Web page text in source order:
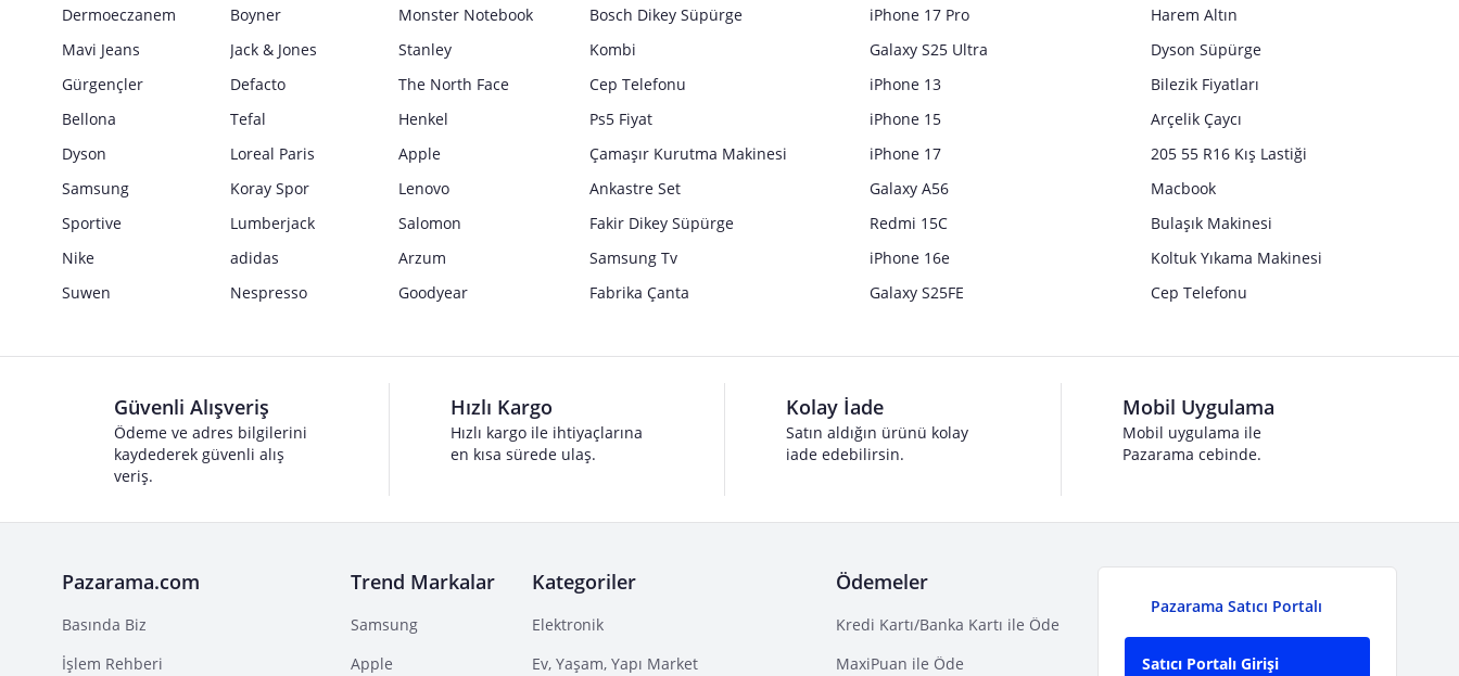
Dermoeczanem
Boyner
Monster Notebook
Mavi Jeans
Jack & Jones
Stanley
Gürgençler
Defacto
The North Face
Bellona
Tefal
Henkel
Dyson
Loreal Paris
Apple
Samsung
Koray Spor
Lenovo
Sportive
Lumberjack
Salomon
Nike
adidas
Arzum
Suwen
Nespresso Goodyear
Bosch Dikey Süpürge
Kombi
Cep Telefonu
Ps5 Fiyat
Çamaşır Kurutma Makinesi
Ankastre Set
Fakir Dikey Süpürge
Samsung Tv
Fabrika Çanta
iPhone 17 Pro
Galaxy S25 Ultra
iPhone 13
iPhone 15
iPhone 17
Galaxy A56
Redmi 15C
iPhone 16e
Galaxy S25FE
Harem Altın
Dyson Süpürge
Bilezik Fiyatları
Arçelik Çaycı
205 55 R16 Kış Lastiği
Macbook
Bulaşık Makinesi
Koltuk Yıkama Makinesi
Cep Telefonu
Güvenli Alışveriş
Ödeme ve adres bilgilerini
kaydederek güvenli alış
veriş.
Hızlı Kargo
Hızlı kargo ile ihtiyaçlarına
en kısa sürede ulaş.
Kolay İade
Satın aldığın ürünü kolay
iade edebilirsin.
Mobil Uygulama
Mobil uygulama ile
Pazarama cebinde.
Pazarama.com
Basında Biz
İşlem Rehberi
Trend Markalar
Samsung
Apple
Kategoriler
Elektronik
Ev, Yaşam, Yapı Market
Ödemeler
Kredi Kartı/Banka Kartı ile Öde
MaxiPuan ile Öde
Pazarama Satıcı Portalı
Satıcı Portalı Girişi